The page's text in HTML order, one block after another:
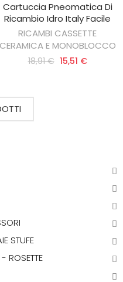
AGGIUNGI AL CARRELLO
Cartuccia Pneomatica Di
Ricambio Idro Italy Facile
RICAMBI CASSETTE
CERAMICA E MONOBLOCCO
18,91 € 15,51 €
STUFE
ROSETTE